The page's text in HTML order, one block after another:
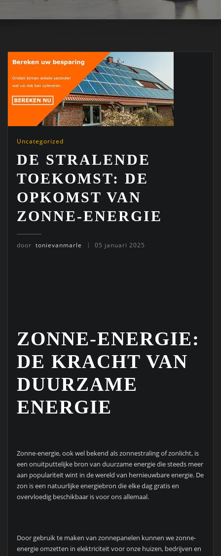
Uncategorized
DE STRALENDE
TOEKOMST: DE
OPKOMST VAN
ZONNE-ENERGIE
door tonievanmarle 05 januari 2025
ZONNE-ENERGIE:
DE KRACHT VAN
DUURZAME
ENERGIE
Zonne-energie, ook wel bekend als zonnestraling of zonlicht, is
een onuitputtelijke bron van duurzame energie die steeds meer
aan populariteit wint in de wereld van hernieuwbare energie. De
zon is een natuurlijke energiebron die elke dag gratis en
overvloedig beschikbaar is voor ons allemaal.
Door gebruik te maken van zonnepanelen kunnen we zonne-
energie omzetten in elektriciteit voor onze huizen, bedrijven en